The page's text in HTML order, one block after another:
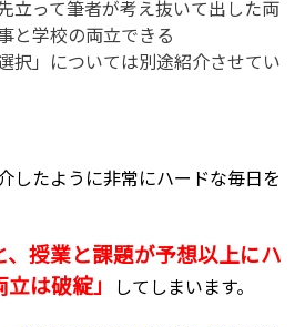
立って筆者が考え抜いて出した両
と学校の両立できる
択」については別途紹介させてい
したように非常にハードな毎日を
、授業と課題が予想以上にハ
は破綻」
してしまいます。